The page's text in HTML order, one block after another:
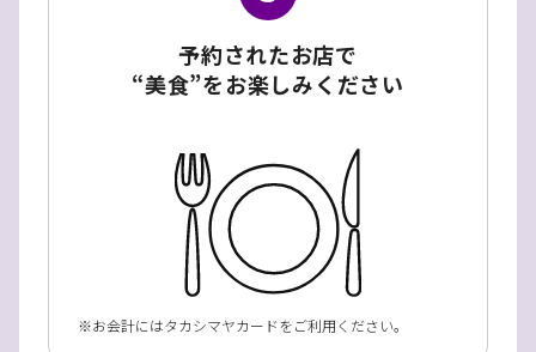
予約されたお店で
“美食”をお楽しみください
お会計にはタカシマヤカードをご利用ください。